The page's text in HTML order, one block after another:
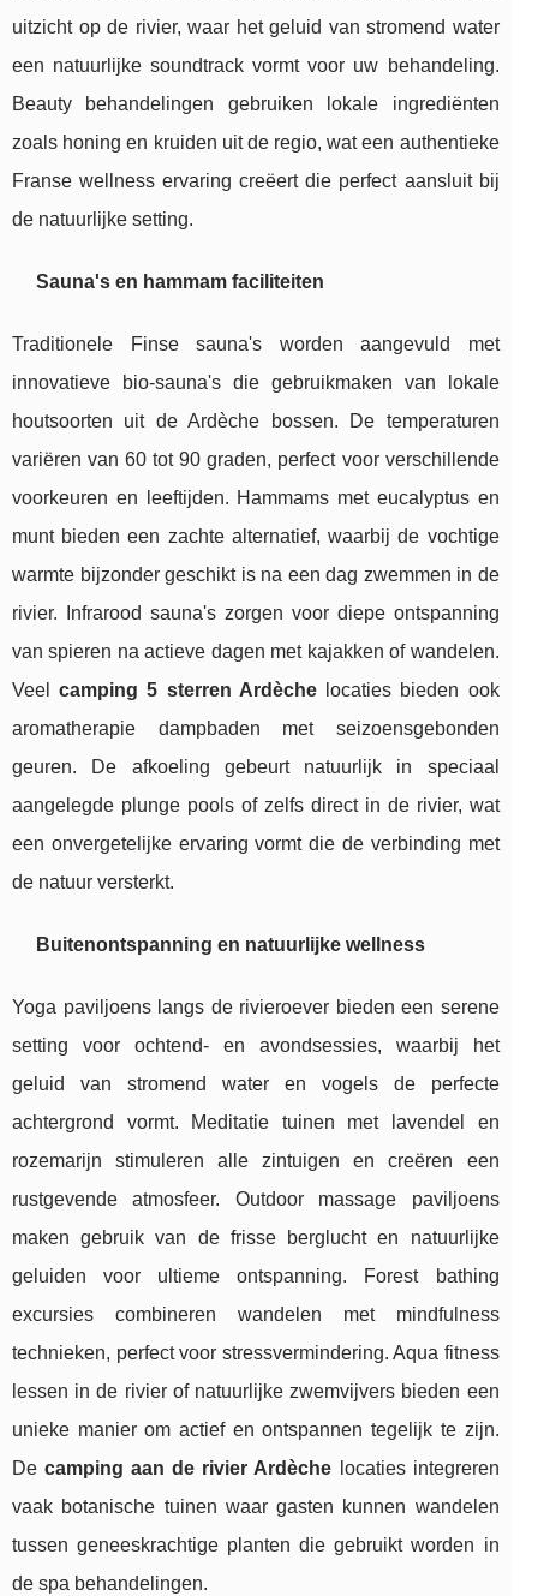
uitzicht op de rivier, waar het geluid van stromend water
een natuurlijke soundtrack vormt voor uw behandeling.
Beauty behandelingen gebruiken lokale ingrediënten
zoals honing en kruiden uit de regio, wat een authentieke
Franse wellness ervaring creëert die perfect aansluit bij
de natuurlijke setting.
Sauna's en hammam faciliteiten
Traditionele Finse sauna's worden aangevuld met
innovatieve bio-sauna's die gebruikmaken van lokale
houtsoorten uit de Ardèche bossen. De temperaturen
variëren van 60 tot 90 graden, perfect voor verschillende
voorkeuren en leeftijden. Hammams met eucalyptus en
munt bieden een zachte alternatief, waarbij de vochtige
warmte bijzonder geschikt is na een dag zwemmen in de
rivier. Infrarood sauna's zorgen voor diepe ontspanning
van spieren na actieve dagen met kajakken of wandelen.
Veelcamping 5 sterren Ardèchelocaties bieden ook
aromatherapie dampbaden met seizoensgebonden
geuren. De afkoeling gebeurt natuurlijk in speciaal
aangelegde plunge pools of zelfs direct in de rivier, wat
een onvergetelijke ervaring vormt die de verbinding met
de natuur versterkt.
Buitenontspanning en natuurlijke wellness
Yoga paviljoens langs de rivieroever bieden een serene
setting voor ochtend- en avondsessies, waarbij het
geluid van stromend water en vogels de perfecte
achtergrond vormt. Meditatie tuinen met lavendel en
rozemarijn stimuleren alle zintuigen en creëren een
rustgevende atmosfeer. Outdoor massage paviljoens
maken gebruik van de frisse berglucht en natuurlijke
geluiden voor ultieme ontspanning. Forest bathing
excursies combineren wandelen met mindfulness
technieken, perfect voor stressvermindering. Aqua fitness
lessen in de rivier of natuurlijke zwemvijvers bieden een
unieke manier om actief en ontspannen tegelijk te zijn.
Decamping aan de rivier Ardèche locaties integreren
vaak botanische tuinen waar gasten kunnen wandelen
tussen geneeskrachtige planten die gebruikt worden in
de spa behandelingen.